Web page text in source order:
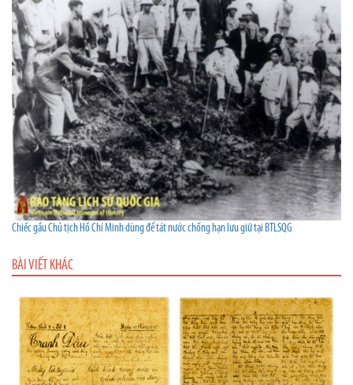
Chiếc gầu Chủ tịch Hồ Chí Minh dùng để tát nước chống hạn lưu giữ tại BTLSQG
BÀI VIẾT KHÁC